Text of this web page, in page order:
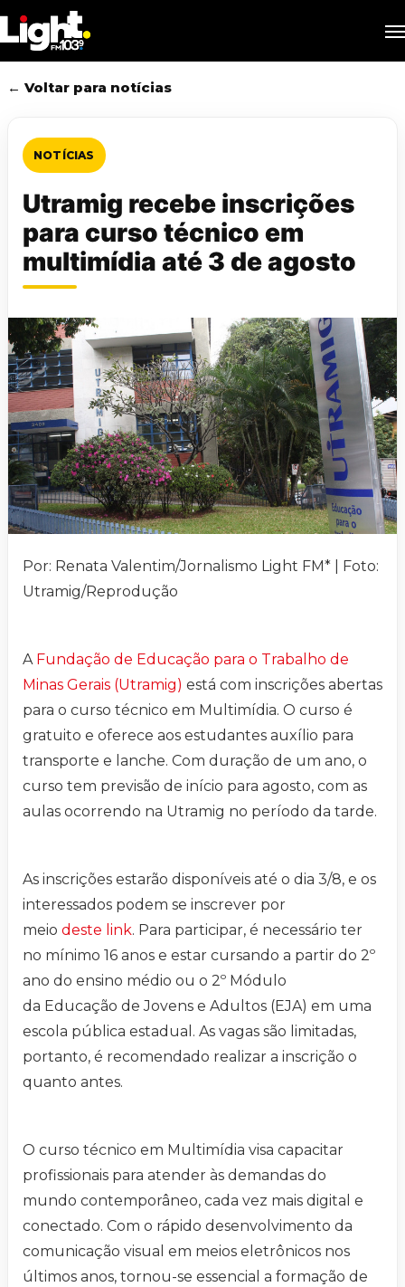
to
main
content
← Voltar para notícias
NOTÍCIAS
Utramig recebe inscrições
para curso técnico em
multimídia até 3 de agosto
Por: Renata Valentim/Jornalismo Light FM* | Foto:
Utramig/Reprodução
A Fundação de Educação para o Trabalho de
Minas Gerais (Utramig) está com inscrições abertas
para o curso técnico em Multimídia. O curso é
gratuito e oferece aos estudantes auxílio para
transporte e lanche. Com duração de um ano, o
curso tem previsão de início para agosto, com as
aulas ocorrendo na Utramig no período da tarde.
As inscrições estarão disponíveis até o dia 3/8, e os
interessados podem se inscrever por
meio deste link. Para participar, é necessário ter
no mínimo 16 anos e estar cursando a partir do 2º
ano do ensino médio ou o 2º Módulo
da Educação de Jovens e Adultos (EJA) em uma
escola pública estadual. As vagas são limitadas,
portanto, é recomendado realizar a inscrição o
quanto antes.
O curso técnico em Multimídia visa capacitar
profissionais para atender às demandas do
mundo contemporâneo, cada vez mais digital e
conectado. Com o rápido desenvolvimento da
comunicação visual em meios eletrônicos nos
últimos anos, tornou-se essencial a formação de